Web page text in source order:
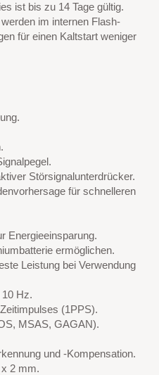
ist bis zu 14 Tage gültig.
im internen Flash-
für einen Kaltstart weniger
Störsignalunterdrücker.
für schnelleren
Energieeinsparung.
ermöglichen.
Leistung bei Verwendung
Hz.
(1PPS).
MSAS, GAGAN).
und -Kompensation.
2 mm.